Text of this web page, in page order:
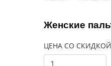
Женские
ЦЕНА СО СКИДКОЙ